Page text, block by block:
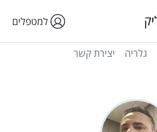
למטפלים
גלריה יצירת קשר